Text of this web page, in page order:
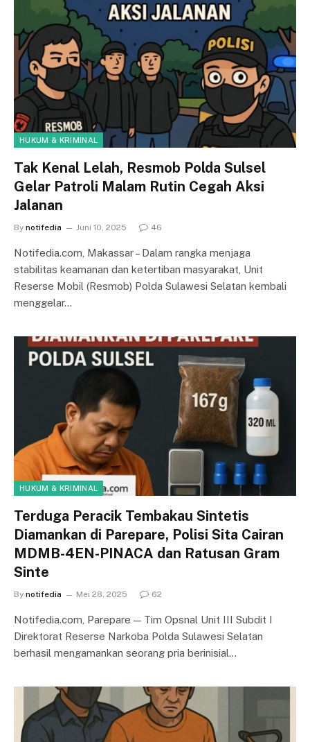
HUKUM & KRIMINAL
Tak Kenal Lelah, Resmob Polda Sulsel
Gelar Patroli Malam Rutin Cegah Aksi
Jalanan
By notifedia Juni 10, 2025 46
Notifedia.com, Makassar – Dalam rangka menjaga
stabilitas keamanan dan ketertiban masyarakat, Unit
Reserse Mobil (Resmob) Polda Sulawesi Selatan kembali
menggelar…
HUKUM & KRIMINAL
Terduga Peracik Tembakau Sintetis
Diamankan di Parepare, Polisi Sita Cairan
MDMB-4EN-PINACA dan Ratusan Gram
Sinte
By notifedia Mei 28, 2025 62
Notifedia.com, Parepare — Tim Opsnal Unit III Subdit I
Direktorat Reserse Narkoba Polda Sulawesi Selatan
berhasil mengamankan seorang pria berinisial…